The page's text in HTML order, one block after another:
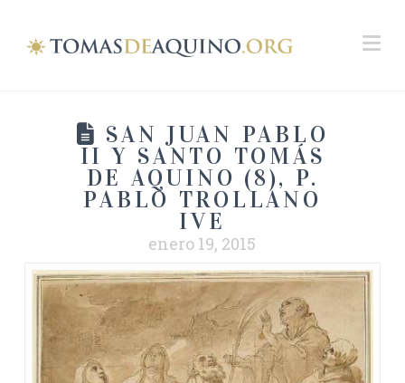
SAN JUAN PABLO
II Y SANTO TOMÁS
DE AQUINO (8), P.
PABLO TROLLANO
IVE
enero 19, 2015